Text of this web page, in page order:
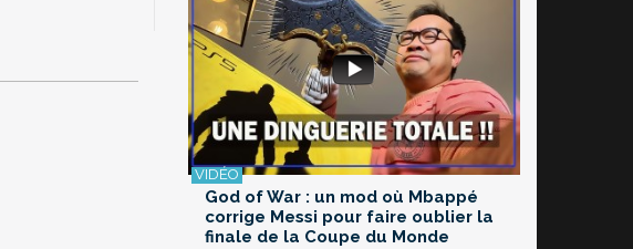
God of War : un mod où Mbappé
corrige Messi pour faire oublier la
finale de la Coupe du Monde